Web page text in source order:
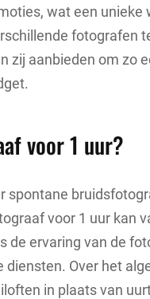
wat een unieke
fotografen
zij aanbieden om zo
voor 1 uur?
spontane
voor 1 uur kan
de ervaring van de
Over het
in plaats van